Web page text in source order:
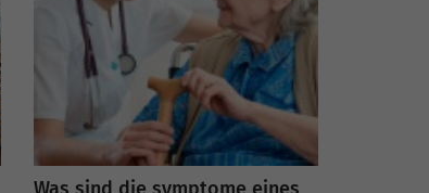
vorkommt, kann er auch jüngere
Menschen aufgrund verschiedener
Faktoren betreffen.